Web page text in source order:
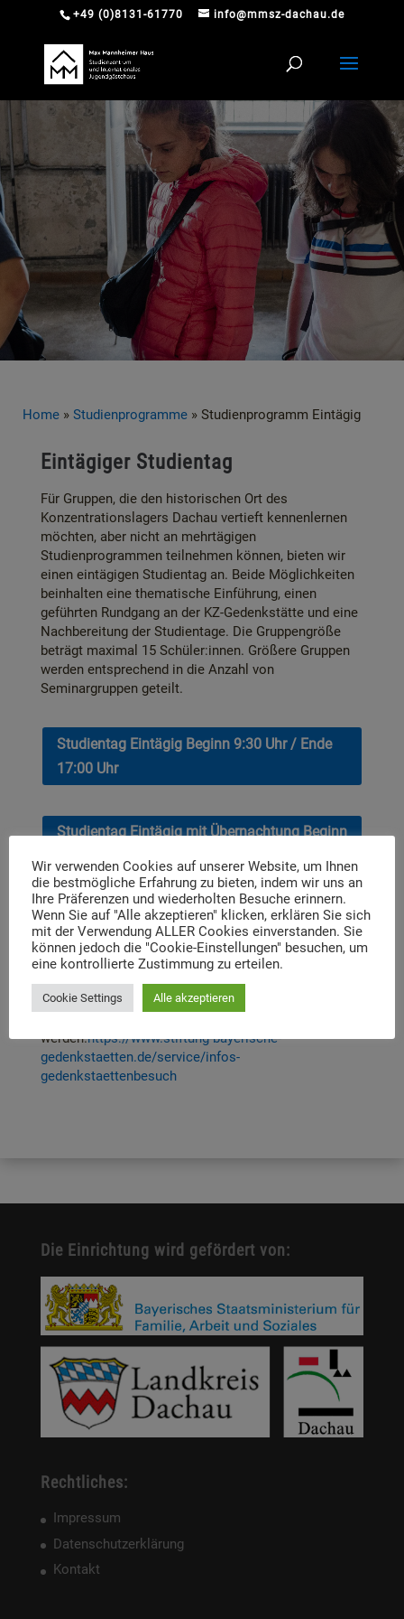
+49 (0)8131-61770 info@mmsz-dachau.de
Home » Studienprogramme » Studienprogramm Eintägig
Eintägiger Studientag
Für Gruppen, die den historischen Ort des
Konzentrationslagers Dachau vertieft kennenlernen
möchten, aber nicht an mehrtägigen
Studienprogrammen teilnehmen können, bieten wir
einen eintägigen Studientag an. Beide Möglichkeiten
beinhalten eine thematische Einführung, einen
geführten Rundgang an der KZ-Gedenkstätte und eine
Nachbereitung der Studientage. Die Gruppengröße
beträgt maximal 15 Schüler:innen. Größere Gruppen
werden entsprechend in die Anzahl von
Seminargruppen geteilt.
Studientag Eintägig Beginn 9:30 Uhr / Ende
17:00 Uhr
Studientag Eintägig mit Übernachtung Beginn
13:00 Uhr / Ende 14:00 Uhr
Informationen zum Gedenkstättenbesuch
Der Besuch von Schulklassen in den Gedenkstätten
Dachau und Flossenbürg wird vom Freistaat Bayern
gefördert. Alle notwendigen Dokumente für den
Förderantrag können auf der Seite der Stiftung
werden.https://www.stiftung-bayerische-
gedenkstaetten.de/service/infos-
gedenkstaettenbesuch
Die Einrichtung wird gefördert von:
Rechtliches:
Impressum
Datenschutzerklärung
Kontakt
Wir verwenden Cookies auf unserer Website, um Ihnen
die bestmögliche Erfahrung zu bieten, indem wir uns an
Ihre Präferenzen und wiederholten Besuche erinnern.
Wenn Sie auf "Alle akzeptieren" klicken, erklären Sie sich
mit der Verwendung ALLER Cookies einverstanden. Sie
können jedoch die "Cookie-Einstellungen" besuchen, um
eine kontrollierte Zustimmung zu erteilen.
Cookie Settings Alle akzeptieren